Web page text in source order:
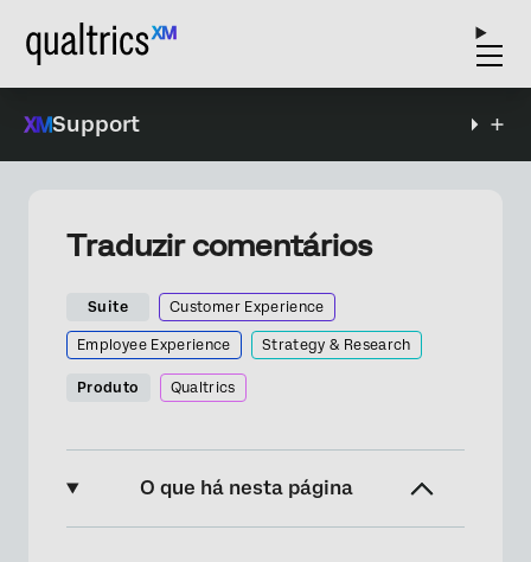
Support
Traduzir comentários
Suite Customer Experience
Employee Experience Strategy & Research
Produto Qualtrics
O que há nesta página